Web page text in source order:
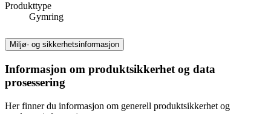
Produkttype
Gymring
Miljø- og sikkerhetsinformasjon
Informasjon om produktsikkerhet og data
prosessering
Her finner du informasjon om generell produktsikkerhet og